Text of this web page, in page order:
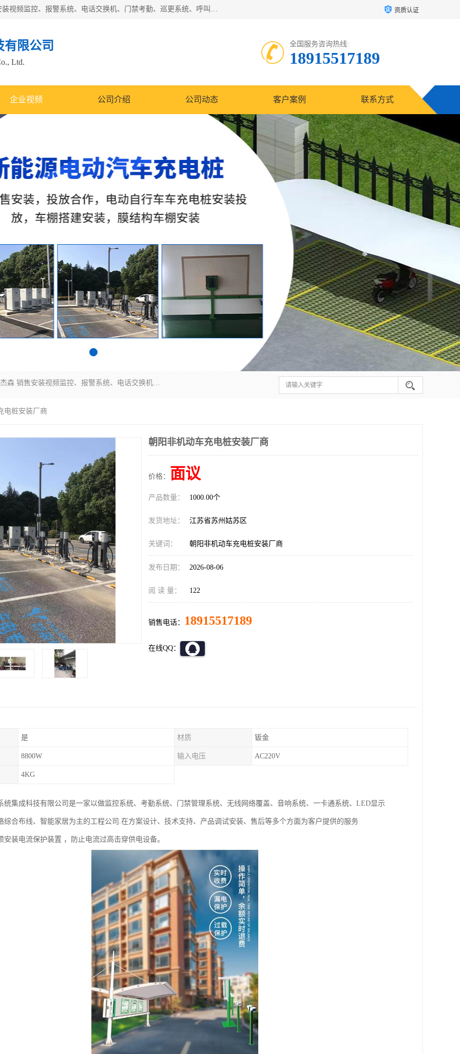
苏州迈凯隆系统集成科技有限公司电话: 联系人:马杰森 销售安装视频监控、报警系统、电话交换机、门禁考勤、巡更系统、呼叫对讲系统、停车场道闸、智能家居、广播系统、综合布线、办公设备、电子商务软件、网络工程、酒店门锁系列 系统集成、VOD视频点播、LED显示屏、节能产品、USP电源、收银机等弱电及智能化项目。 资质认证
限公司
Ltd.
全国服务咨询热线:
18915517189
企业视频 公司介绍 公司动态 客户案例 联系方式
苏州迈凯隆系统集成科技有限公司电话: 联系人:马杰森 销售安装视频监控、报警系统、电话交换机、门禁考勤、巡更系统、呼叫对讲系统、停车场道闸、智能家居、广播系统、综合布线、办公设备、电子商务软件、网络工程、酒店门锁系列 系统集成、VOD视频点播、LED显示屏、节能产品、USP电源、收银机等弱电及智能化项目。
电桩安装厂商
朝阳非机动车充电桩安装厂商
价格： 面议
产品数量： 1000.00个
发货地址： 江苏省苏州姑苏区
关键词： 朝阳非机动车充电桩安装厂商
发布日期： 2026-08-06
阅 读 量： 122
销售电话： 18915517189
在线QQ：
是 材质 钣金
8800W 输入电压 AC220V
4KG
统集成科技有限公司是一家以做监控系统、考勤系统、门禁管理系统、无线网络覆盖、音响系统、一卡通系统、LED显示
综合布线、智能家居为主的工程公司.在方案设计、技术支持、产品调试安装、售后等多个方面为客户提供的服务
安装电流保护装置 ，防止电流过高击穿供电设备。